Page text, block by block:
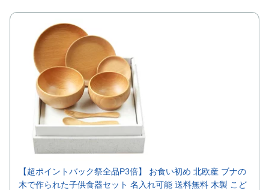
【超ポイントバック祭全品P3倍】 お食い初め 北欧産 ブナの
木で作られた子供食器セット 名入れ可能 送料無料 木製 こど